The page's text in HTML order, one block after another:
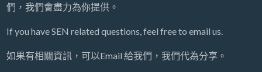
們，我們會盡力為你提供。
If you have SEN related questions, feel free to email us.
如果有相關資訊，可以Email 給我們，我們代為分享。